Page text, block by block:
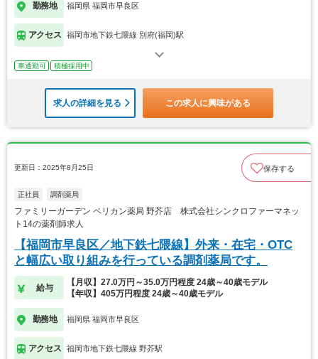
勤務地 福岡県 福岡市早良区
アクセス 福岡市地下鉄七隈線 別府(福岡)駅
車通勤可 積極採用中
求人の詳細を見る この求人に興味がある
更新日：2025年8月25日 保存する
正社員 調剤薬局
ファミリーガーデン ペリカン薬局 野芥店 株式会社シンクロファーマネッ
ト14の薬剤師求人
【福岡市早良区／地下鉄七隈線】外来・在宅・OTC
と幅広い取り組みを行っている調剤薬局です。
給与
【月収】27.0万円～35.0万円程度 24歳～40歳モデル
【年収】405万円程度 24歳～40歳モデル
勤務地 福岡県 福岡市早良区
アクセス 福岡市地下鉄七隈線 野芥駅